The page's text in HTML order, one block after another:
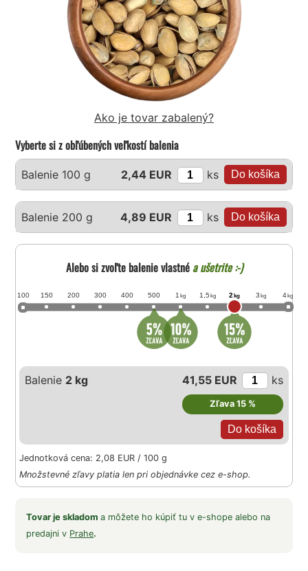
Ako je tovar zabalený?
Vyberte si z obľúbených veľkostí balenia
Balenie 100 g 2,44 EUR ks
Balenie 200 g 4,89 EUR ks
Alebo si zvoľte balenie vlastnéa ušetrite :-)
100 150 200 300 400 500 1 kg 1,5 kg 2 kg 3 kg 4 kg
Balenie 2 kg 41,55 EUR ks
Zľava 15 %
Jednotková cena: 2,08 EUR / 100 g
Množstevné zľavy platia len pri objednávke cez e-shop.
Tovar je skladoma môžete ho kúpiť tu v e-shope alebo na
predajni v Prahe.